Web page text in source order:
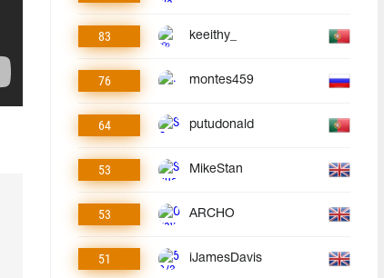
83 keeithy_
76 montes459
64 putudonald
53 MikeStan
53 ARCHO
51 iJamesDavis